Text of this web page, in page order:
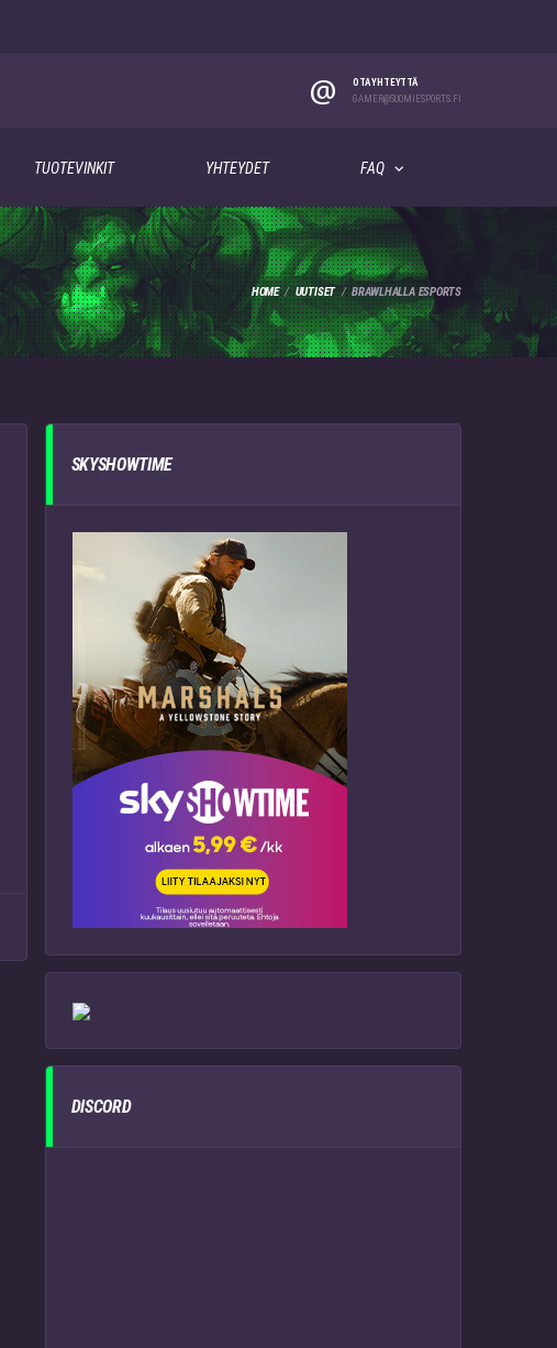
@
OTA YHTEYTTÄ
GAMER@SUOMIESPORTS.FI
TUOTEVINKIT YHTEYDET FAQ
HOME UUTISET BRAWLHALLA ESPORTS
SKYSHOWTIME
DISCORD